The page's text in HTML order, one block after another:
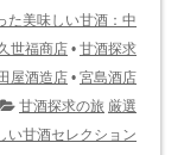
た美味しい甘酒：中
世福商店 • 甘酒探求
屋酒造店 • 宮島酒店
甘酒探求の旅 厳選
い甘酒セレクション